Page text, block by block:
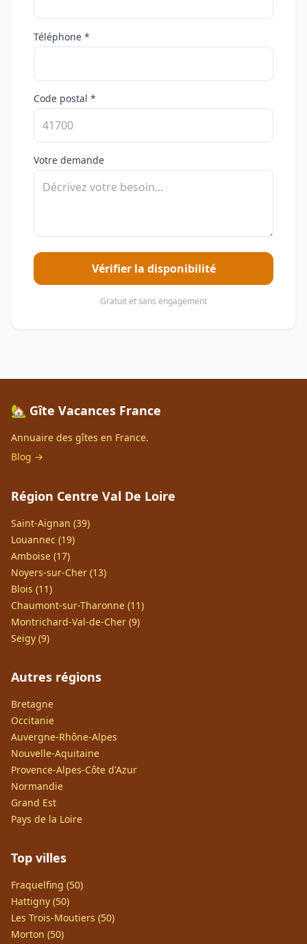
Téléphone *
Code postal *
Votre demande
Vérifier la disponibilité
Gratuit et sans engagement
🏡 Gîte Vacances France
Annuaire des gîtes en France.
Blog →
Région Centre Val De Loire
Saint-Aignan (39)
Louannec (19)
Amboise (17)
Noyers-sur-Cher (13)
Blois (11)
Chaumont-sur-Tharonne (11)
Montrichard-Val-de-Cher (9)
Seigy (9)
Autres régions
Bretagne
Occitanie
Auvergne-Rhône-Alpes
Nouvelle-Aquitaine
Provence-Alpes-Côte d'Azur
Normandie
Grand Est
Pays de la Loire
Top villes
Fraquelfing (50)
Hattigny (50)
Les Trois-Moutiers (50)
Morton (50)